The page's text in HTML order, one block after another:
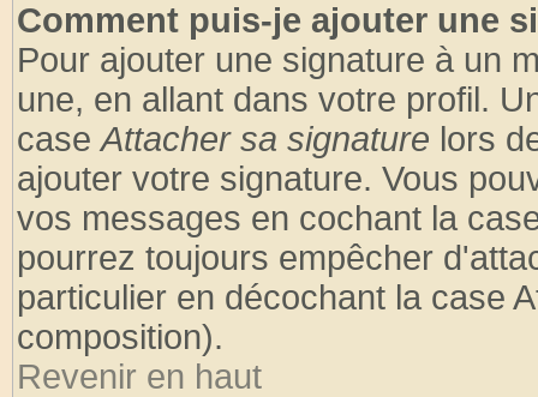
Comment puis-je ajouter une
Pour ajouter une signature à un
une, en allant dans votre profil.
caseAttacher sa signature lors
ajouter votre signature. Vous
vos messages en cochant la
pourrez toujours empêcher
particulier en décochant la case
composition).
Revenir en haut